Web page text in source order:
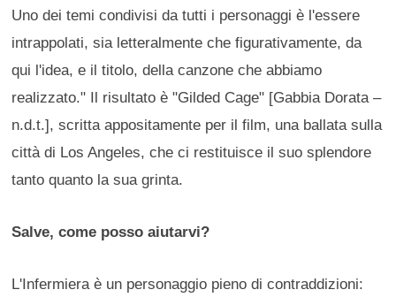
Uno dei temi condivisi da tutti i personaggi è l'essere
intrappolati, sia letteralmente che figurativamente, da
qui l'idea, e il titolo, della canzone che abbiamo
realizzato." Il risultato è "Gilded Cage" [Gabbia Dorata –
n.d.t.], scritta appositamente per il film, una ballata sulla
città di Los Angeles, che ci restituisce il suo splendore
tanto quanto la sua grinta.
Salve, come posso aiutarvi?
L'Infermiera è un personaggio pieno di contraddizioni: